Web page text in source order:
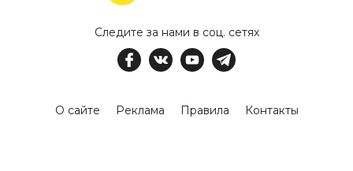
Следите за нами в соц. сетях
О сайте Реклама Правила Контакты